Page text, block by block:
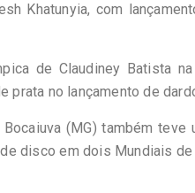
Khatunyia, com
de Claudiney Batista
prata no lançamento de
(MG) também
disco em dois Mundiais